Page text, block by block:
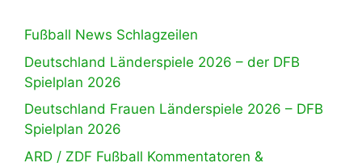
Fußball News Schlagzeilen
Deutschland Länderspiele 2026 – der DFB
Spielplan 2026
Deutschland Frauen Länderspiele 2026 – DFB
Spielplan 2026
ARD / ZDF Fußball Kommentatoren &